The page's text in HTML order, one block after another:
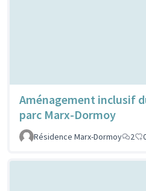
Aménagement inclusif
parc Marx-Dormoy
Résidence Marx-Dormoy
2